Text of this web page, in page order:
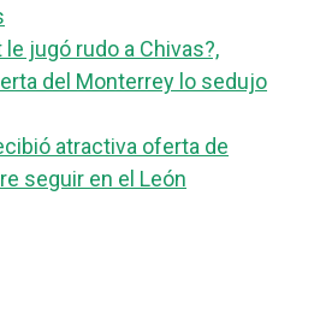
jugó rudo a Chivas?,
del Monterrey lo sedujo
atractiva oferta de
seguir en el León